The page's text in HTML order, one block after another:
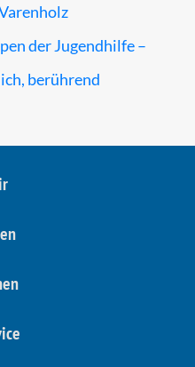
der Jugendhilfe –
berührend